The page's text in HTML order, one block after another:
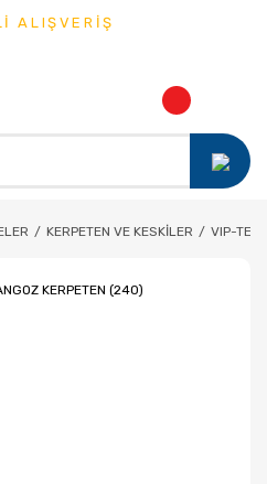
KERPETEN VE KESKİLER VIP-TEC